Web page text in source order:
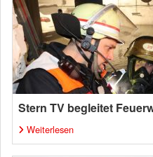
Stern TV begleitet
Weiterlesen